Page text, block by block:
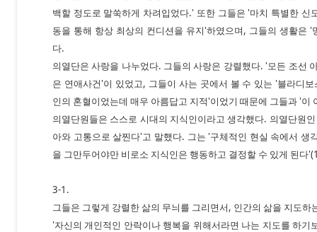
백할 정도로 말쑥하게 차려입었다.' 또한 그들은 '마치 특별한
동을 통해 항상 최상의 컨디션을 유지'하였으며, 그들의 생활은
다.
의열단은 사랑을 나누었다. 그들의 사랑은 강렬했다. '모든 조선
은 연애사건'이 있었고, 그들이 사는 곳에서 볼 수 있는 '블라디
인의 혼혈이었는데 매우 아름답고 지적'이었기 때문에 그들과 '
의열단원들은 스스로 시대의 지식인이라고 생각했다. 의열단원
아와 고통으로 살찐다'고 말했다. 그는 '구체적인 현실 속에서 생
을 그만두어야만 비로소 지식인은 행동하고 결정할 수 있게 된다
3-1.
그들은 그렇게 강렬한 삶의 무늬를 그리면서, 인간의 삶을 지도
'자신의 개인적인 안락이나 행복을 위해서라면 나는 지도를 하